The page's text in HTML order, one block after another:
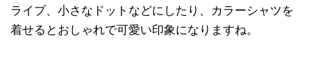
ライプ、小さなドットなどにしたり、カラーシャツを
着せるとおしゃれで可愛い印象になりますね。